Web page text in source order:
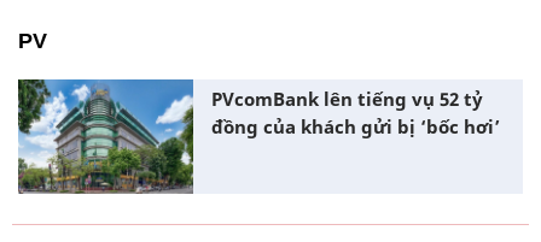
PV
PVcomBank lên tiếng vụ 52 tỷ
đồng của khách gửi bị ‘bốc hơi’